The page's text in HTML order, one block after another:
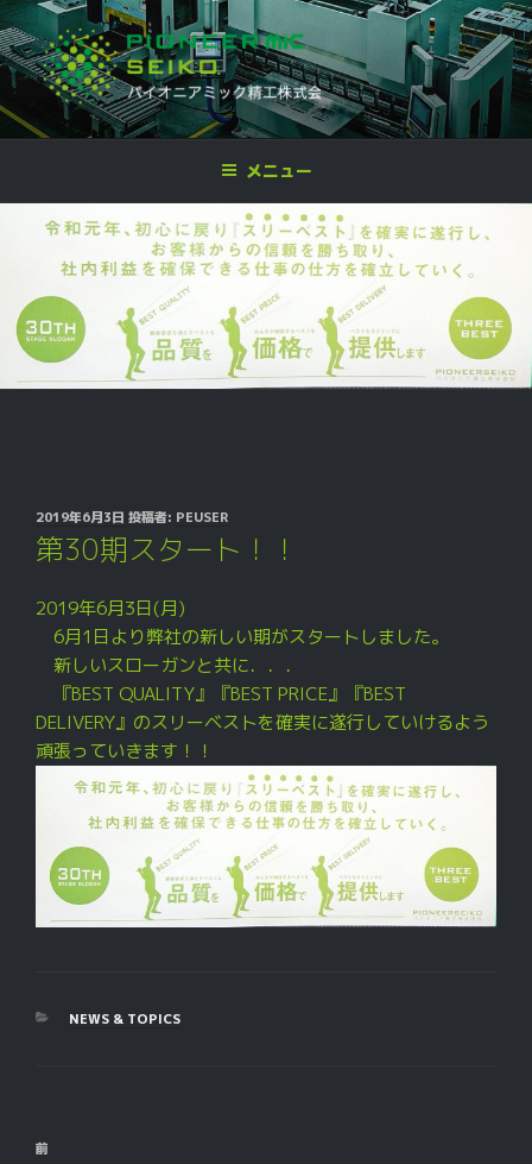
コ
ン
テ
ン
ツ
パイオニア ミック精工株式会社
企画開発,設計,金型製作,プレス加工,板金加工,各種溶接,製品組立,検査
メニュー
投
稿
日:
2019年6月3日 投稿者: PEUSER
第30期スタート！！
2019年6月3日(月)
6月1日より弊社の新しい期がスタートしました。
新しいスローガンと共に．．．
『BEST QUALITY』『BEST PRICE』『BEST
DELIVERY』のスリーベストを確実に遂行していけるよう
頑張っていきます！！
カ
NEWS & TOPICS
投
過
前